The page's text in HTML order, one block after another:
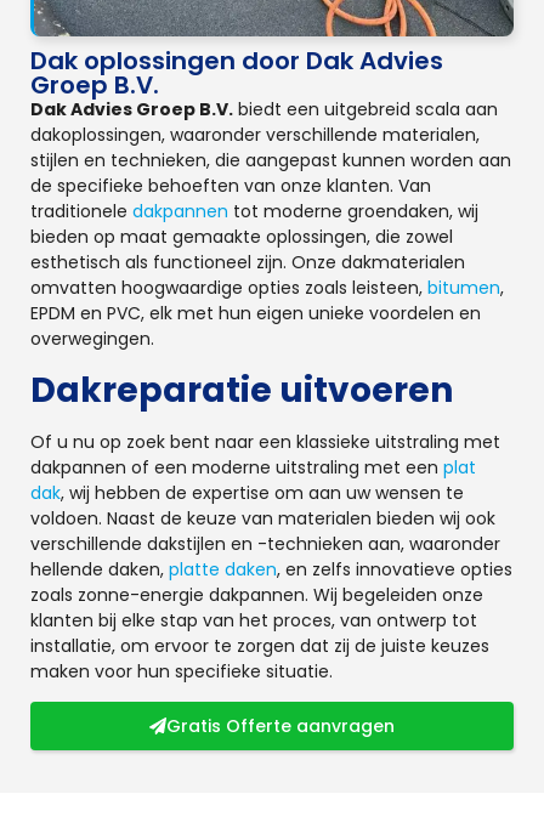
Dak oplossingen door Dak Advies
Groep B.V.
Dak Advies Groep B.V. biedt een uitgebreid scala aan
dakoplossingen, waaronder verschillende materialen,
stijlen en technieken, die aangepast kunnen worden aan
de specifieke behoeften van onze klanten. Van
traditionele dakpannen tot moderne groendaken, wij
bieden op maat gemaakte oplossingen, die zowel
esthetisch als functioneel zijn. Onze dakmaterialen
omvatten hoogwaardige opties zoals leisteen, bitumen,
EPDM en PVC, elk met hun eigen unieke voordelen en
overwegingen.
Dakreparatie uitvoeren
Of u nu op zoek bent naar een klassieke uitstraling met
dakpannen of een moderne uitstraling met een plat
dak, wij hebben de expertise om aan uw wensen te
voldoen. Naast de keuze van materialen bieden wij ook
verschillende dakstijlen en -technieken aan, waaronder
hellende daken, platte daken, en zelfs innovatieve opties
zoals zonne-energie dakpannen. Wij begeleiden onze
klanten bij elke stap van het proces, van ontwerp tot
installatie, om ervoor te zorgen dat zij de juiste keuzes
maken voor hun specifieke situatie.
Gratis Offerte aanvragen